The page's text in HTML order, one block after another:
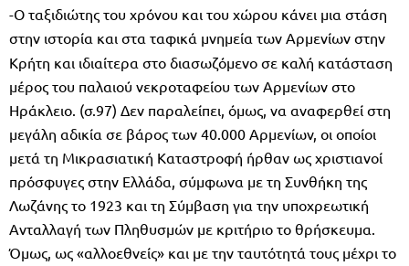
-Ο ταξιδιώτης του χρόνου και του χώρου κάνει μια στάση
στην ιστορία και στα ταφικά μνημεία των Αρμενίων στην
Κρήτη και ιδιαίτερα στο διασωζόμενο σε καλή κατάσταση
μέρος του παλαιού νεκροταφείου των Αρμενίων στο
Ηράκλειο. (σ.97) Δεν παραλείπει, όμως, να αναφερθεί στη
μεγάλη αδικία σε βάρος των 40.000 Αρμενίων, οι οποίοι
μετά τη Μικρασιατική Καταστροφή ήρθαν ως χριστιανοί
πρόσφυγες στην Ελλάδα, σύμφωνα με τη Συνθήκη της
Λωζάνης το 1923 και τη Σύμβαση για την υποχρε­ωτική
Ανταλλαγή των Πληθυσμών με κριτήριο το θρήσκευμα.
Όμως, ως «αλλοεθνείς» και με την ταυτότητά τους μέχρι το